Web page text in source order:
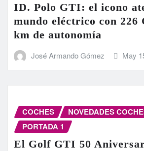
ID. Polo GTI: el icono
mundo eléctrico con 226
km de autonomía
José Armando Gómez May
COCHES
NOVEDADES
PORTADA 1
El Golf GTI 50